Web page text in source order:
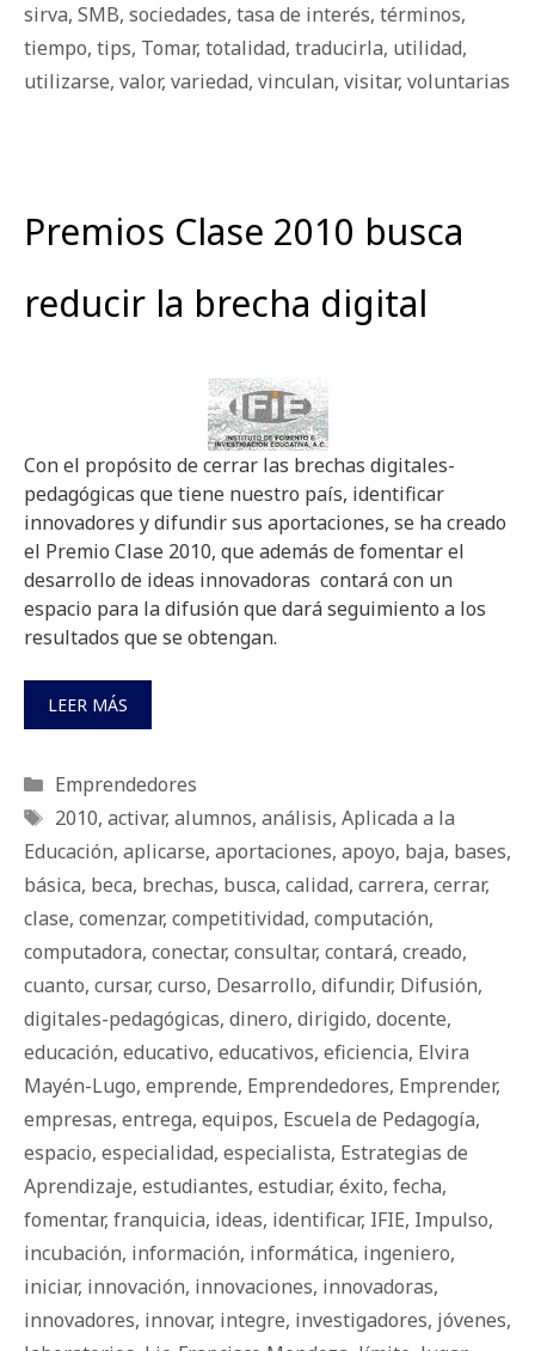
sirva, SMB, sociedades, tasa de interés, términos,
tiempo, tips, Tomar, totalidad, traducirla, utilidad,
utilizarse, valor, variedad, vinculan, visitar, voluntarias
Premios Clase 2010 busca
reducir la brecha digital
Con el propósito de cerrar las brechas digitales-
pedagógicas que tiene nuestro país, identificar
innovadores y difundir sus aportaciones, se ha creado
el Premio Clase 2010, que además de fomentar el
desarrollo de ideas innovadoras contará con un
espacio para la difusión que dará seguimiento a los
resultados que se obtengan.
LEER MÁS
Categorías
Emprendedores
Etiquetas
2010, activar, alumnos, análisis, Aplicada a la
Educación, aplicarse, aportaciones, apoyo, baja, bases,
básica, beca, brechas, busca, calidad, carrera, cerrar,
clase, comenzar, competitividad, computación,
computadora, conectar, consultar, contará, creado,
cuanto, cursar, curso, Desarrollo, difundir, Difusión,
digitales-pedagógicas, dinero, dirigido, docente,
educación, educativo, educativos, eficiencia, Elvira
Mayén-Lugo, emprende, Emprendedores, Emprender,
empresas, entrega, equipos, Escuela de Pedagogía,
espacio, especialidad, especialista, Estrategias de
Aprendizaje, estudiantes, estudiar, éxito, fecha,
fomentar, franquicia, ideas, identificar, IFIE, Impulso,
incubación, información, informática, ingeniero,
iniciar, innovación, innovaciones, innovadoras,
innovadores, innovar, integre, investigadores, jóvenes,